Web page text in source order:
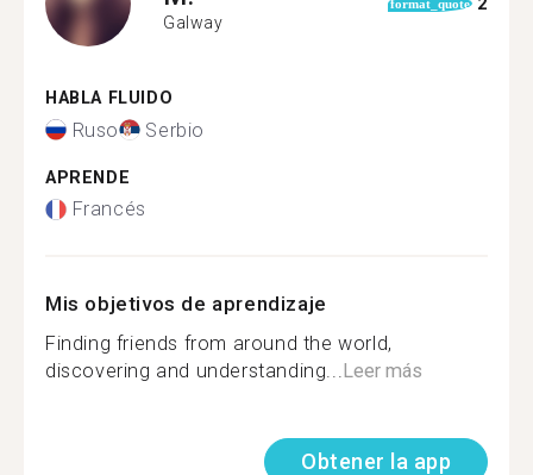
Galway
format_quote
HABLA FLUIDO
Ruso Serbio
APRENDE
Francés
Mis objetivos de aprendizaje
Finding friends from around the world,
discovering and understanding...Leer más
Obtener la app